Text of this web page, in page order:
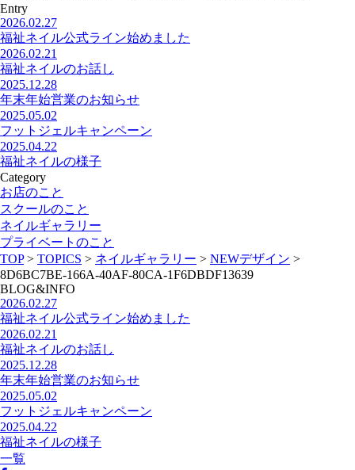
Entry
2026.02.27
福祉ネイル公式ライン始めました
2026.02.21
福祉ネイルのお話し
2025.12.28
年末年始営業のお知らせ
2025.05.02
フットジェルキャンペーン
2025.04.22
福祉ネイルの様子
Category
お店のこと
スクールのこと
ネイルギャラリー
プライベートのこと
TOP> TOPICS > ネイルギャラリー > NEWデザイン >
8D6BC7BE-166A-40AF-80CA-1F6DBDF13639
BLOG&INFO
2026.02.27
福祉ネイル公式ライン始めました
2026.02.21
福祉ネイルのお話し
2025.12.28
年末年始営業のお知らせ
2025.05.02
フットジェルキャンペーン
2025.04.22
福祉ネイルの様子
一覧